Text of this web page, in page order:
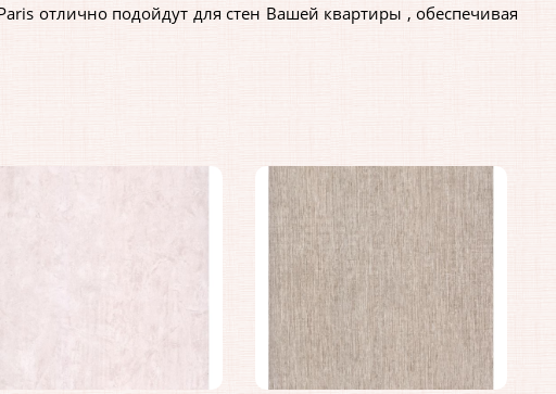
отлично подойдут для стен Вашей квартиры , обеспечивая